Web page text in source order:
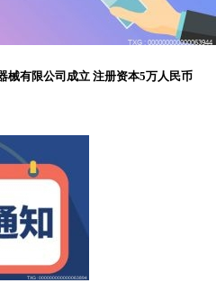
械有限公司成立 注册资本5万人民币